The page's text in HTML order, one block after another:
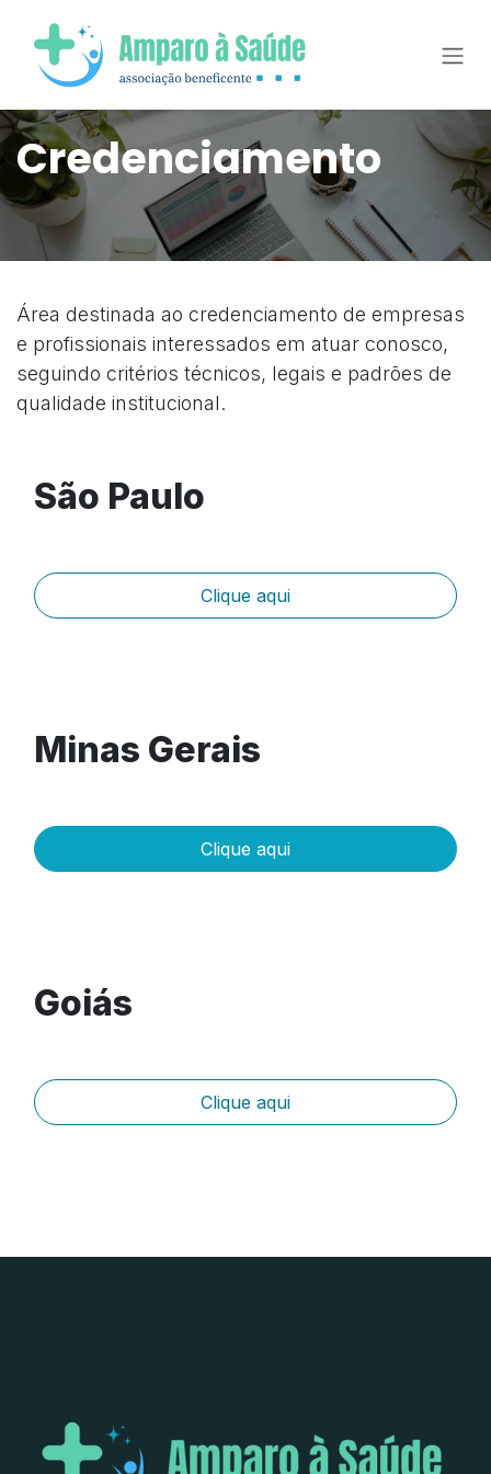
Credenciamento
Área destinada ao credenciamento de empresas
e profissionais interessados em atuar conosco,
seguindo critérios técnicos, legais e padrões de
qualidade institucional.
São Paulo
Clique aqui
Minas Gerais
Clique aqui
Goiás
Clique aqui